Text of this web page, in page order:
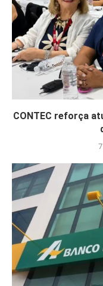
CONTEC reforça